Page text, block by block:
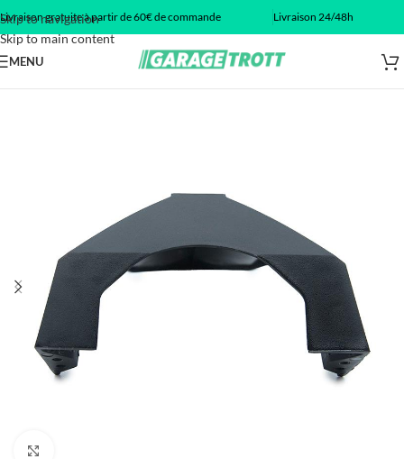
Skip to navigation
Skip to main content
Livraison gratuite à partir de 60€ de commande Livraison 24/48h
MENU